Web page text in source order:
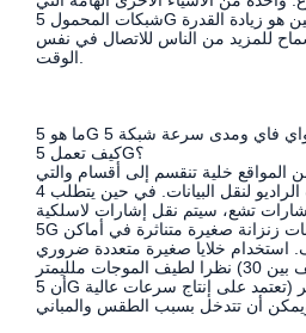
شبكات المحمول 5G سوف يحقق للمستخدمين هو زيادة القدرة
للمزيد من الناس للاتصال في نفس
كيف تعمل 5G؟
المواقع خلية تنقسم إلى أقسام والتي
تستخدم موجات الراديو لنقل البيانات. في حين يتطلب 4G كبيرة،
تشع، سيتم نقل إشارات لاسلكية
5G من خلال عدد كبير من محطات زنزانة صغيرة متناثرة في أماكن
استخدام خلايا صغيرة متعددة ضروري
نظرا لطيف الموجات ملليمتر (الفرقة الطيف بين 30GHz و300GHz
أن 5G تعتمد على إنتاج سرعات عالية) لا يمكن إلا أن السفر